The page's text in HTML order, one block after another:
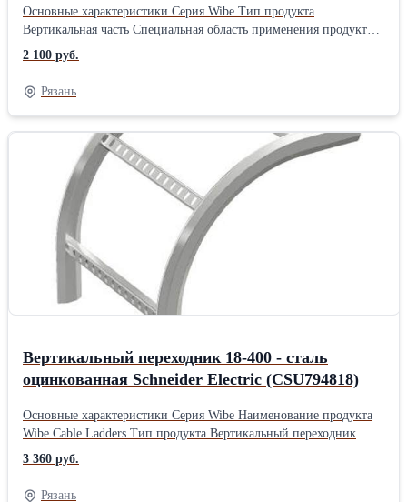
Основные характеристики Серия Wibe Тип продукта
Вертикальная часть Специальная область применения продукта
Тяжелые нагрузки Дополнительные характеристики Форма C-
образная двусторонняя Монтажная опора пол/потолок Тип
бокового профиля Закрытый профиль Место монтажа Наружная/
в помещении Материал Сталь, оцинкованный горячим способом
Высота 995 мм Глубина 160 мм Ширина 160 мм Вес 5,9
кгПроизводитель: Schneider Electric Материал: Оцинкованные
Длина: 99.5 см Ширина: 16 см Высота: 16 см Вес: 5.9 кг
2 100 руб.
Рязань
Вертикальный переходник 18-400 - сталь
оцинкованная Schneider Electric (CSU794818)
Основные характеристики Серия Wibe Наименование продукта
Wibe Cable Ladders Тип продукта Вертикальный переходник
Область применения Промышленное использование
Дополнительные характеристики Тип смены направления
Вертикальный Внутренний радиус 272 мм Тип бокового
3 360 руб.
Рязань